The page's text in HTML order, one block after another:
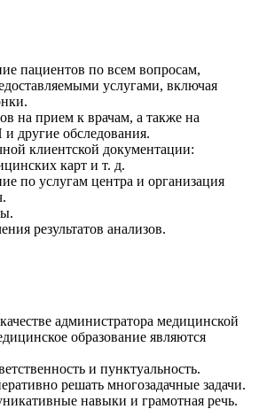
пациентов по всем вопросам,
услугами, включая
на прием к врачам, а также на
другие обследования.
клиентской документации:
карт и т. д.
по услугам центра и организация
результатов анализов.
администратора медицинской
образование являются
и пунктуальность.
решать многозадачные задачи.
навыки и грамотная речь.